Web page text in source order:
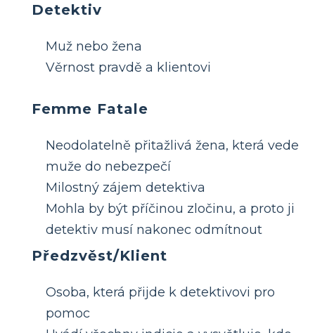
Detektiv
Muž nebo žena
Věrnost pravdě a klientovi
Femme Fatale
Neodolatelně přitažlivá žena, která vede
muže do nebezpečí
Milostný zájem detektiva
Mohla by být příčinou zločinu, a proto ji
detektiv musí nakonec odmítnout
Předzvěst/Klient
Osoba, která přijde k detektivovi pro
pomoc